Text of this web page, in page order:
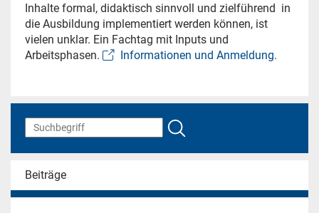
Inhalte formal, didaktisch sinnvoll und zielführend in
die Ausbildung implementiert werden können, ist
vielen unklar. Ein Fachtag mit Inputs und
Arbeitsphasen.
Informationen und Anmeldung.
Beiträge